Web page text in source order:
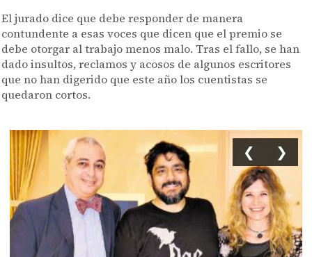
El jurado dice que debe responder de manera
contundente a esas voces que dicen que el premio se
debe otorgar al trabajo menos malo. Tras el fallo, se han
dado insultos, reclamos y acosos de algunos escritores
que no han digerido que este año los cuentistas se
quedaron cortos.
❮ ❯